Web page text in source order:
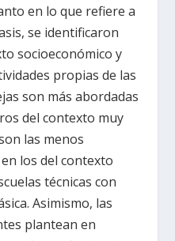
en lo que refiere a
se identificaron
socioeconómico y
propias de las
son más abordadas
del contexto muy
las menos
los del contexto
técnicas con
Asimismo, las
plantean en